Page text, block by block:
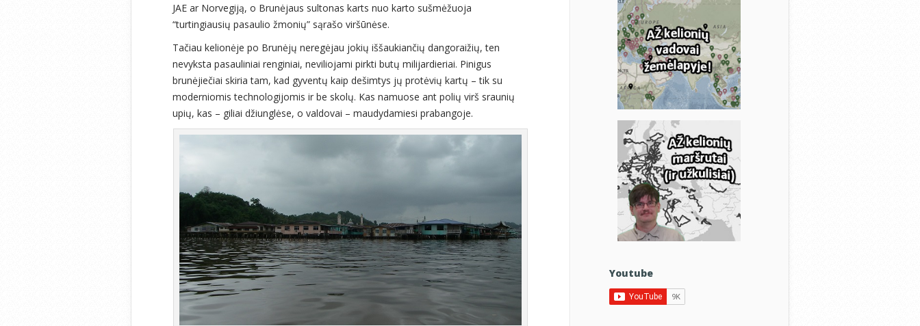
JAE ar Norvegiją, o Brunėjaus sultonas karts nuo karto sušmėžuoja
“turtingiausių pasaulio žmonių” sąrašo viršūnėse.
Tačiau kelionėje po Brunėjų neregėjau jokių iššaukiančių dangoraižių, ten
nevyksta pasauliniai renginiai, neviliojami pirkti butų milijardieriai. Pinigus
brunėjiečiai skiria tam, kad gyventų kaip dešimtys jų protėvių kartų – tik su
moderniomis technologijomis ir be skolų. Kas namuose ant polių virš sraunių
upių, kas – giliai džiunglėse, o valdovai – maudydamiesi prabangoje.
Youtube